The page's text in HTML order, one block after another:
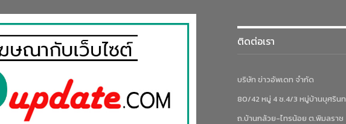
ติดต่อเรา
บริษัท ข่าวอัพเดท จำกัด
80/42 หมู่ 4 ซ.4/3 หมู่บ้านบุศริน
ถ.บ้านกล้วย-ไทรน้อย ต.พิมลราช